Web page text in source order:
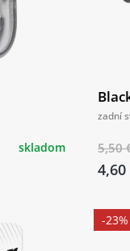
skladom
zadní
5,50
4,60
-23%